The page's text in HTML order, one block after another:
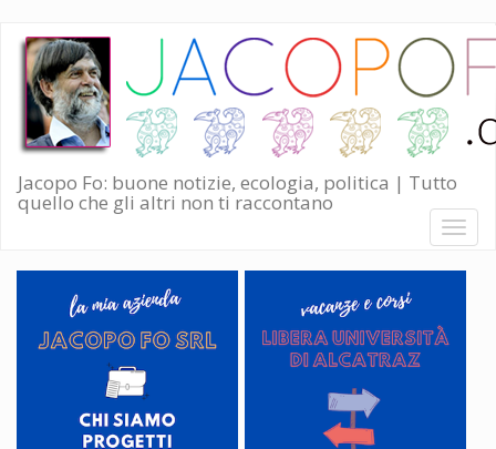
Salta
contenuto
principale
Jacopo Fo: buone notizie, ecologia, politica | Tutto
quello che gli altri non ti raccontano
Toggle